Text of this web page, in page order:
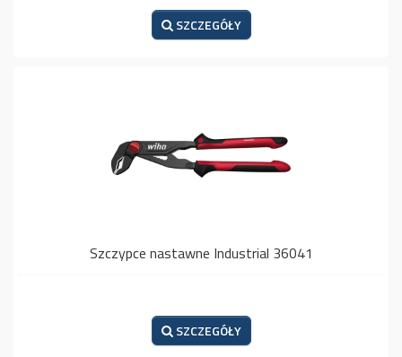
SZCZEGÓŁY
Szczypce nastawne Industrial 36041
SZCZEGÓŁY